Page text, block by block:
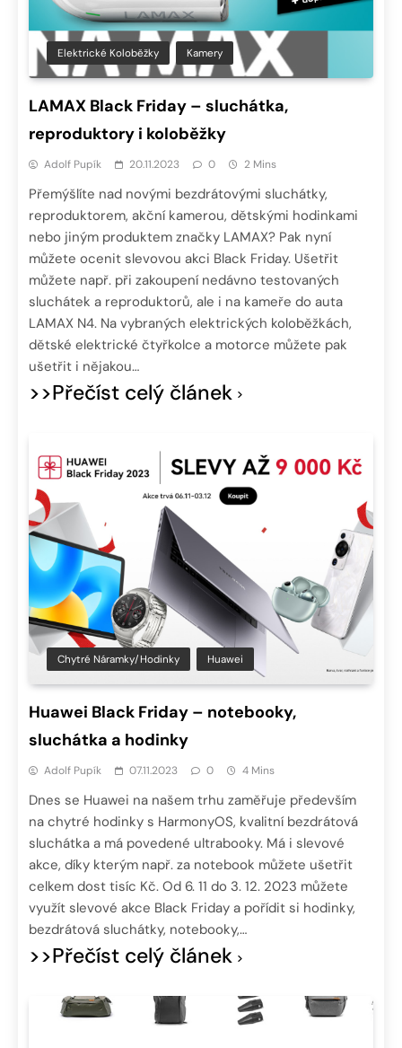
Elektrické Koloběžky Kamery
LAMAX Black Friday – sluchátka,
reproduktory i koloběžky
Adolf Pupík 20.11.2023 0 2 Mins
Přemýšlíte nad novými bezdrátovými sluchátky,
reproduktorem, akční kamerou, dětskými hodinkami
nebo jiným produktem značky LAMAX? Pak nyní
můžete ocenit slevovou akci Black Friday. Ušetřit
můžete např. při zakoupení nedávno testovaných
sluchátek a reproduktorů, ale i na kameře do auta
LAMAX N4. Na vybraných elektrických koloběžkách,
dětské elektrické čtyřkolce a motorce můžete pak
ušetřit i nějakou…
>>Přečíst celý článek
Chytré Náramky/hodinky Huawei
Huawei Black Friday – notebooky,
sluchátka a hodinky
Adolf Pupík 07.11.2023 0 4 Mins
Dnes se Huawei na našem trhu zaměřuje především
na chytré hodinky s HarmonyOS, kvalitní bezdrátová
sluchátka a má povedené ultrabooky. Má i slevové
akce, díky kterým např. za notebook můžete ušetřit
celkem dost tisíc Kč. Od 6. 11 do 3. 12. 2023 můžete
využít slevové akce Black Friday a pořídit si hodinky,
bezdrátová sluchátky, notebooky,…
>>Přečíst celý článek